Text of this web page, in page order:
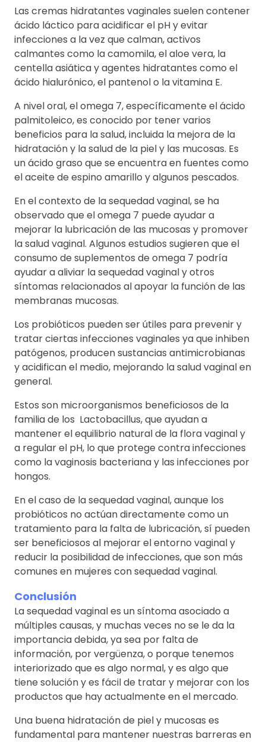
Las cremas hidratantes vaginales suelen contener
ácido láctico para acidificar el pH y evitar
infecciones a la vez que calman, activos
calmantes como la camomila, el aloe vera, la
centella asiática y agentes hidratantes como el
ácido hialurónico, el pantenol o la vitamina E.
A nivel oral, el omega 7, específicamente el ácido
palmitoleico, es conocido por tener varios
beneficios para la salud, incluida la mejora de la
hidratación y la salud de la piel y las mucosas. Es
un ácido graso que se encuentra en fuentes como
el aceite de espino amarillo y algunos pescados.
En el contexto de la sequedad vaginal, se ha
observado que el omega 7 puede ayudar a
mejorar la lubricación de las mucosas y promover
la salud vaginal. Algunos estudios sugieren que el
consumo de suplementos de omega 7 podría
ayudar a aliviar la sequedad vaginal y otros
síntomas relacionados al apoyar la función de las
membranas mucosas.
Los probióticos pueden ser útiles para prevenir y
tratar ciertas infecciones vaginales ya que inhiben
patógenos, producen sustancias antimicrobianas
y acidifican el medio, mejorando la salud vaginal en
general.
Estos son microorganismos beneficiosos de la
familia de los Lactobacillus, que ayudan a
mantener el equilibrio natural de la flora vaginal y
a regular el pH, lo que protege contra infecciones
como la vaginosis bacteriana y las infecciones por
hongos.
En el caso de la sequedad vaginal, aunque los
probióticos no actúan directamente como un
tratamiento para la falta de lubricación, sí pueden
ser beneficiosos al mejorar el entorno vaginal y
reducir la posibilidad de infecciones, que son más
comunes en mujeres con sequedad vaginal.
Conclusión
La sequedad vaginal es un síntoma asociado a
múltiples causas, y muchas veces no se le da la
importancia debida, ya sea por falta de
información, por vergüenza, o porque tenemos
interiorizado que es algo normal, y es algo que
tiene solución y es fácil de tratar y mejorar con los
productos que hay actualmente en el mercado.
Una buena hidratación de piel y mucosas es
fundamental para mantener nuestras barreras en